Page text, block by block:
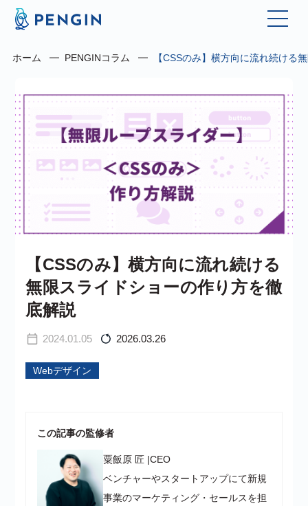
ホーム PENGINコラム 【CSSのみ】横方向に流れ続ける
2024.01.05 2026.03.26
Webデザイン
【CSSのみ】横方向に流れ続ける
無限スライドショーの作り方を徹
底解説
この記事の監修者
粟飯原 匠 |CEO
ベンチャーやスタートアップにて新規
事業のマーケティング・セールスを担